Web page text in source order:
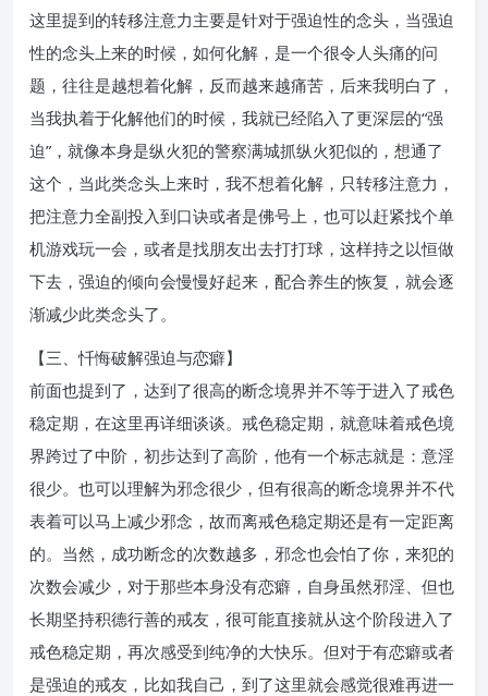
这里提到的转移注意力主要是针对于强迫性的念头，当强迫
性的念头上来的时候，如何化解，是一个很令人头痛的问
题，往往是越想着化解，反而越来越痛苦，后来我明白了，
当我执着于化解他们的时候，我就已经陷入了更深层的“强
迫”，就像本身是纵火犯的警察满城抓纵火犯似的，想通了
这个，当此类念头上来时，我不想着化解，只转移注意力，
把注意力全副投入到口诀或者是佛号上，也可以赶紧找个单
机游戏玩一会，或者是找朋友出去打打球，这样持之以恒做
下去，强迫的倾向会慢慢好起来，配合养生的恢复，就会逐
渐减少此类念头了。
【三、忏悔破解强迫与恋癖】
前面也提到了，达到了很高的断念境界并不等于进入了戒色
稳定期，在这里再详细谈谈。戒色稳定期，就意味着戒色境
界跨过了中阶，初步达到了高阶，他有一个标志就是：意淫
很少。也可以理解为邪念很少，但有很高的断念境界并不代
表着可以马上减少邪念，故而离戒色稳定期还是有一定距离
的。当然，成功断念的次数越多，邪念也会怕了你，来犯的
次数会减少，对于那些本身没有恋癖，自身虽然邪淫、但也
长期坚持积德行善的戒友，很可能直接就从这个阶段进入了
戒色稳定期，再次感受到纯净的大快乐。但对于有恋癖或者
是强迫的戒友，比如我自己，到了这里就会感觉很难再进一